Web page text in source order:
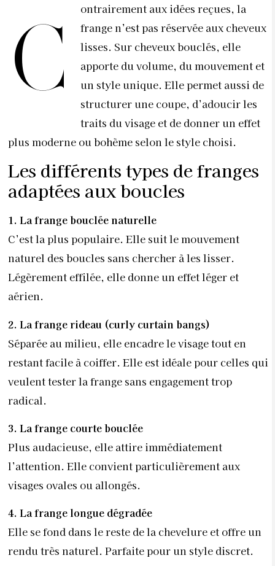
C
ontrairement aux idées reçues, la
frange n’est pas réservée aux cheveux
lisses. Sur cheveux bouclés, elle
apporte du volume, du mouvement et
un style unique. Elle permet aussi de
structurer une coupe, d’adoucir les
traits du visage et de donner un effet
plus moderne ou bohème selon le style choisi.
Les différents types de franges
adaptées aux boucles
1. La frange bouclée naturelle
C’est la plus populaire. Elle suit le mouvement
naturel des boucles sans chercher à les lisser.
Légèrement effilée, elle donne un effet léger et
aérien.
2. La frange rideau (curly curtain bangs)
Séparée au milieu, elle encadre le visage tout en
restant facile à coiffer. Elle est idéale pour celles qui
veulent tester la frange sans engagement trop
radical.
3. La frange courte bouclée
Plus audacieuse, elle attire immédiatement
l’attention. Elle convient particulièrement aux
visages ovales ou allongés.
4. La frange longue dégradée
Elle se fond dans le reste de la chevelure et offre un
rendu très naturel. Parfaite pour un style discret.